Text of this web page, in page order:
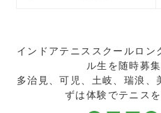
インドアテニススクールロン
ル生を随時募
多治見、可児、土岐、瑞浪、
ずは体験でテニス